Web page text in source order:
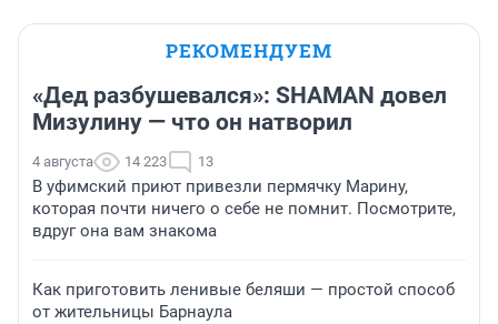
РЕКОМЕНДУЕМ
«Дед разбушевался»: SHAMAN довел
Мизулину — что он натворил
4 августа 14 223 13
В уфимский приют привезли пермячку Марину,
которая почти ничего о себе не помнит. Посмотрите,
вдруг она вам знакома
Как приготовить ленивые беляши — простой способ
от жительницы Барнаула